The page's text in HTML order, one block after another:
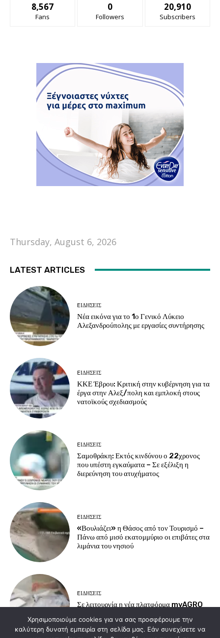
8,567
Fans
0
Followers
20,910
Subscribers
Thursday, August 6, 2026
LATEST ARTICLES
EΙΔΗΣΕΙΣ
Νέα εικόνα για το 1ο Γενικό Λύκειο
Αλεξανδρούπολης με εργασίες συντήρησης
EΙΔΗΣΕΙΣ
ΚΚΕ Έβρου: Κριτική στην κυβέρνηση για τα
έργα στην Αλεξ/πολη και εμπλοκή στους
νατοϊκούς σχεδιασμούς
EΙΔΗΣΕΙΣ
Σαμοθράκη: Εκτός κινδύνου ο 22χρονος
που υπέστη εγκαύματα – Σε εξέλιξη η
διερεύνηση του ατυχήματος
EΙΔΗΣΕΙΣ
«Βουλιάζει» η Θάσος από τον Τουρισμό –
Πάνω από μισό εκατομμύριο οι επιβάτες στα
λιμάνια του νησιού
EΙΔΗΣΕΙΣ
Σε λειτουργία η νέα πλατφόρμα myAGRO
Χρησιμοποιούμε cookies για να σας προσφέρουμε την
καλύτερη δυνατή εμπειρία στη σελίδα μας. Εάν συνεχίσετε να